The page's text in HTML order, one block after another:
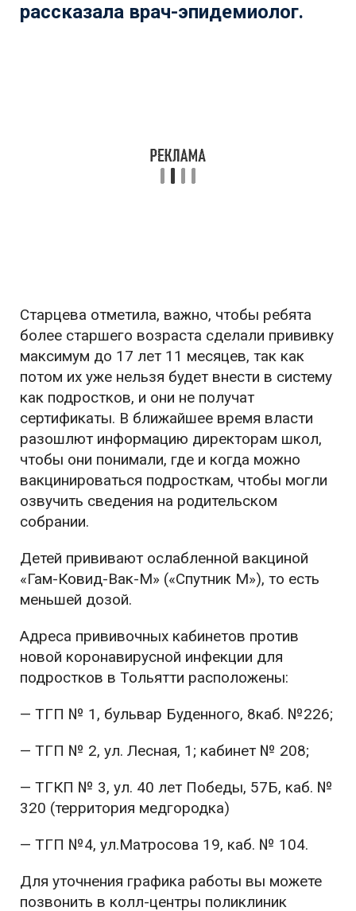
рассказала врач-эпидемиолог.
Старцева отметила, важно, чтобы ребята
более старшего возраста сделали прививку
максимум до 17 лет 11 месяцев, так как
потом их уже нельзя будет внести в систему
как подростков, и они не получат
сертификаты. В ближайшее время власти
разошлют информацию директорам школ,
чтобы они понимали, где и когда можно
вакцинироваться подросткам, чтобы могли
озвучить сведения на родительском
собрании.
Детей прививают ослабленной вакциной
«Гам-Ковид-Вак-М» («Спутник М»), то есть
меньшей дозой.
Адреса прививочных кабинетов против
новой коронавирусной инфекции для
подростков в Тольятти расположены:
— ТГП № 1, бульвар Буденного, 8каб. №226;
— ТГП № 2, ул. Лесная, 1; кабинет № 208;
— ТГКП № 3, ул. 40 лет Победы, 57Б, каб. №
320 (территория медгородка)
— ТГП №4, ул.Матросова 19, каб. № 104.
Для уточнения графика работы вы можете
позвонить в колл-центры поликлиник